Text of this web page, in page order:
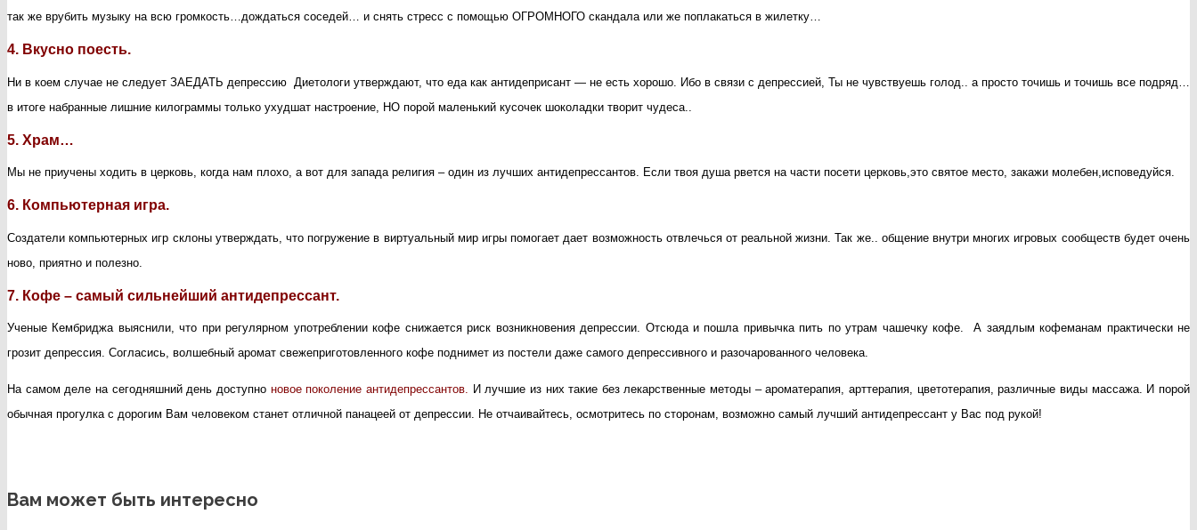
так же врубить музыку на всю громкость…дождаться соседей… и снять стресс с помощью ОГРОМНОГО скандала или же поплакаться в жилетку…
4. Вкусно поесть.
Ни в коем случае не следует ЗАЕДАТЬ депрессию Диетологи утверждают, что еда как антидеприсант — не есть хорошо. Ибо в связи с депрессией, Ты не чувствуешь голод.. а просто точишь и точишь все подряд…
в итоге набранные лишние килограммы только ухудшат настроение, НО порой маленький кусочек шоколадки творит чудеса..
5. Храм…
Мы не приучены ходить в церковь, когда нам плохо, а вот для запада религия – один из лучших антидепрессантов. Если твоя душа рвется на части посети церковь,это святое место, закажи молебен,исповедуйся.
6. Компьютерная игра.
Создатели компьютерных игр склоны утверждать, что погружение в виртуальный мир игры помогает дает возможность отвлечься от реальной жизни. Так же.. общение внутри многих игровых сообществ будет очень
ново, приятно и полезно.
7. Кофе – самый сильнейший антидепрессант.
Ученые Кембриджа выяснили, что при регулярном употреблении кофе снижается риск возникновения депрессии. Отсюда и пошла привычка пить по утрам чашечку кофе.
А заядлым кофеманам практически не
грозит депрессия. Согласись, волшебный аромат свежеприготовленного кофе поднимет из постели даже самого депрессивного и разочарованного человека.
На самом деле на сегодняшний день доступно новое поколение антидепрессантов. И лучшие из них такие без лекарственные методы – ароматерапия, арттерапия, цветотерапия, различные виды массажа. И порой
обычная прогулка с дорогим Вам человеком станет отличной панацеей от депрессии. Не отчаивайтесь, осмотритесь по сторонам, возможно самый лучший антидепрессант у Вас под рукой!
Вам может быть интересно